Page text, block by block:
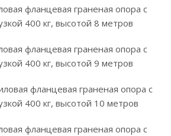
фланцевая граненая опора с
400 кг, высотой 8 метров
фланцевая граненая опора с
400 кг, высотой 9 метров
фланцевая граненая опора с
400 кг, высотой 10 метров
фланцевая граненая опора с